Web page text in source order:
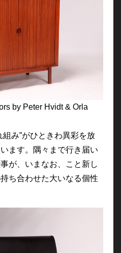
by Peter Hvidt & Orla
み”がひときわ異彩を放
ます。隅々まで行き届い
が、いまなお、こと新し
ち合わせた大いなる個性